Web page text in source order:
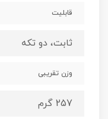
قابلیت
ثابت، دو تکه
وزن تقریبی
257 گرم